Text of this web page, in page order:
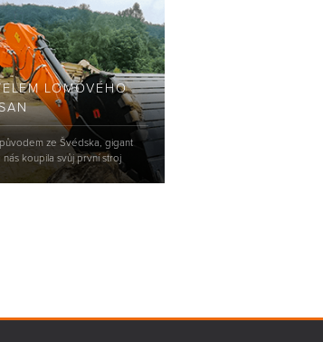
LOMOVÉHO
ze Švédska, gigant
koupila svůj první stroj
rypadlo DX350LC-7 je...